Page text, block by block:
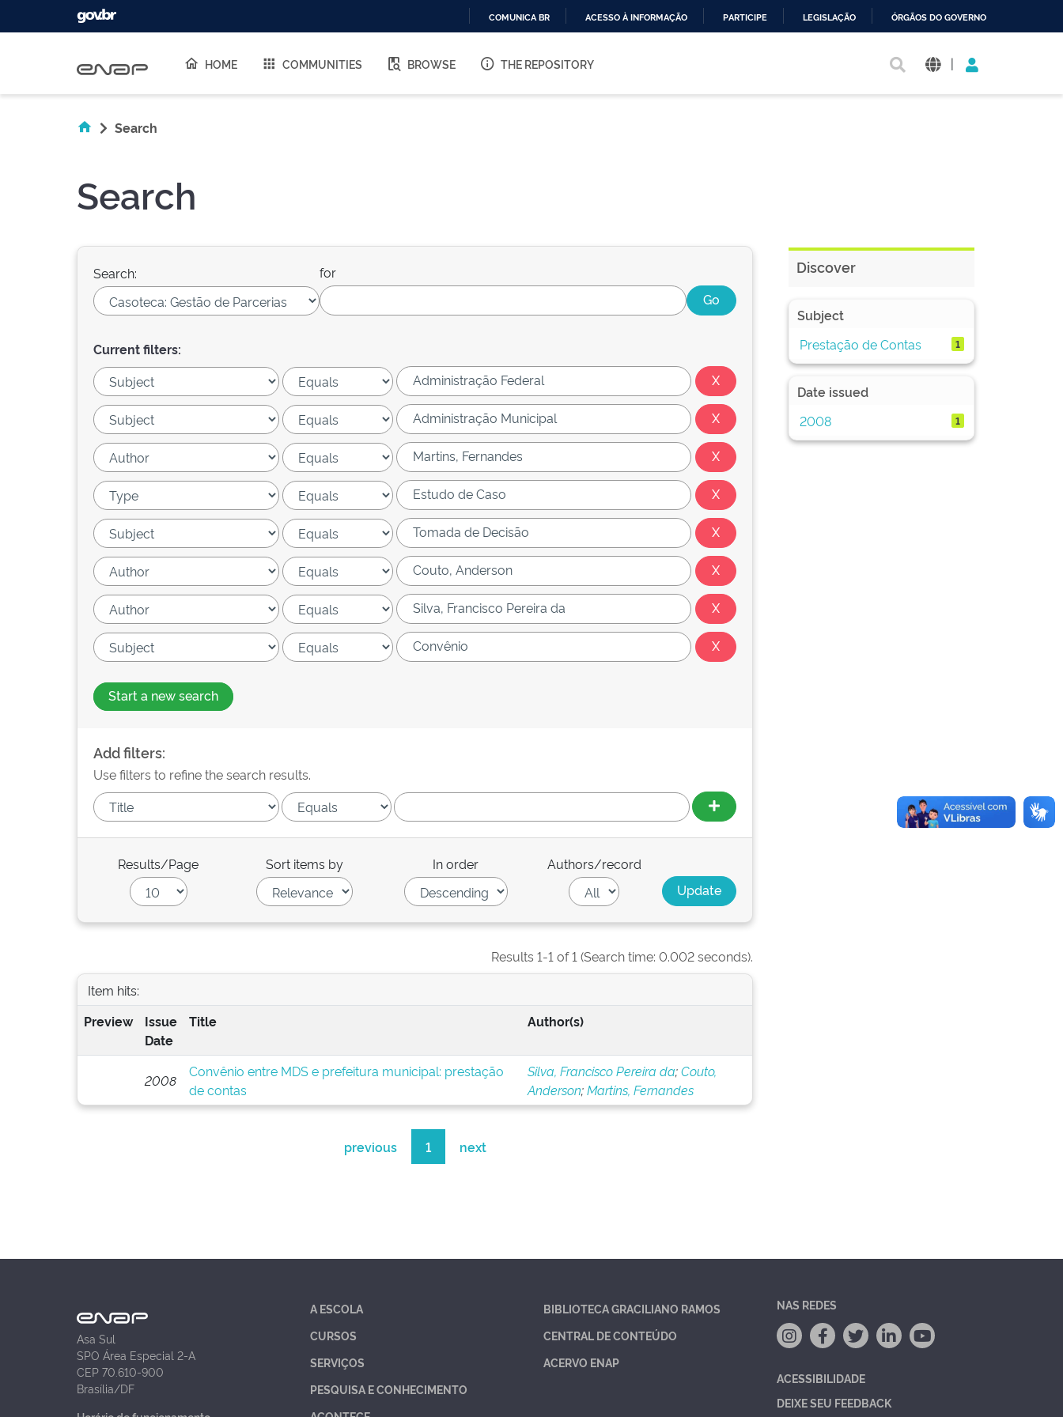
O
COMUNICA BR ACESSO À INFORMAÇÃO PARTICIPE LEGISLAÇÃO ÓRGÃOS DO GOVERNO
HOME COMMUNITIES BROWSE THE REPOSITORY |
Search
Search
Search: for
Current filters:
Start a new search
Add filters:
Use filters to refine the search results.
Results/Page Sort items by In order Authors/record
Results 1-1 of 1 (Search time: 0.002 seconds).
Item hits:
Preview
Issue
Date
Title Author(s)
2008
Convênio entre MDS e prefeitura municipal: prestação
de contas
Silva, Francisco Pereira da;Couto,
Anderson;Martins, Fernandes
previous 1 next
Discover
Subject
Prestação de Contas
1
Date issued
2008
1
Asa Sul
SPO Área Especial 2-A
CEP 70.610-900
Brasília/DF
A ESCOLA
CURSOS
SERVIÇOS
PESQUISA E CONHECIMENTO
BIBLIOTECA GRACILIANO RAMOS
CENTRAL DE CONTEÚDO
ACERVO ENAP
NAS REDES
ACESSIBILIDADE
DEIXE SEU FEEDBACK